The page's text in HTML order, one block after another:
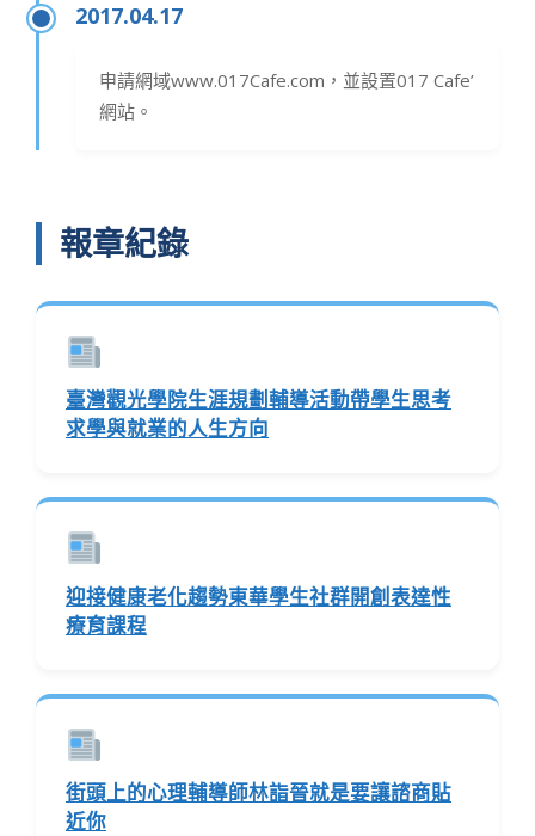
2017.04.17
申請網域www.017Cafe.com，並設置017 Cafe’
網站。
報章紀錄
臺灣觀光學院生涯規劃輔導活動帶學生思考
求學與就業的人生方向
迎接健康老化趨勢東華學生社群開創表達性
療育課程
街頭上的心理輔導師林詣晉就是要讓諮商貼
近你